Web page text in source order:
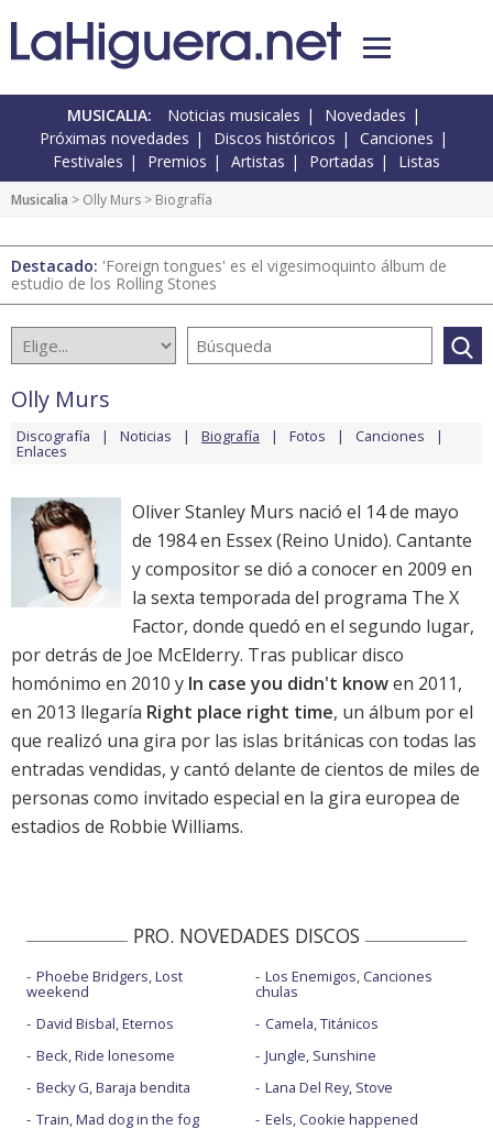
MUSICALIA: Noticias musicales
Novedades
Próximas novedades
Discos históricos
Canciones
Festivales
Premios Artistas Portadas Listas
Musicalia > Olly Murs > Biografía
Destacado: 'Foreign tongues' es el vigesimoquinto álbum de
estudio de los Rolling Stones
Olly Murs
Discografía Noticias Biografía Fotos Canciones
Enlaces
Oliver Stanley Murs nació el 14 de mayo
de 1984 en Essex (Reino Unido). Cantante
y compositor se dió a conocer en 2009 en
la sexta temporada del programa The X
Factor, donde quedó en el segundo lugar,
por detrás de Joe McElderry. Tras publicar disco
homónimo en 2010 y In case you didn't knowen 2011,
en 2013 llegaría Right place right time, un álbum por el
que realizó una gira por las islas británicas con todas las
entradas vendidas, y cantó delante de cientos de miles de
personas como invitado especial en la gira europea de
estadios de Robbie Williams.
PRO. NOVEDADES DISCOS
Phoebe Bridgers, Lost
weekend
David Bisbal, Eternos
Beck, Ride lonesome
Becky G, Baraja bendita
Train, Mad dog in the fog
Los Enemigos, Canciones
chulas
Camela, Titánicos
Jungle, Sunshine
Lana Del Rey, Stove
Eels, Cookie happened